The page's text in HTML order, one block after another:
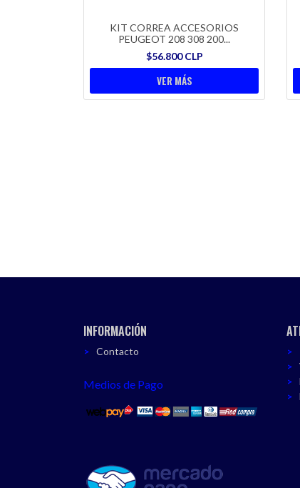
KIT CORREA ACCESORIOS
PEUGEOT 208 308 200...
$56.800 CLP
VER MÁS
INFORMACIÓN
Contacto
Medios de Pago